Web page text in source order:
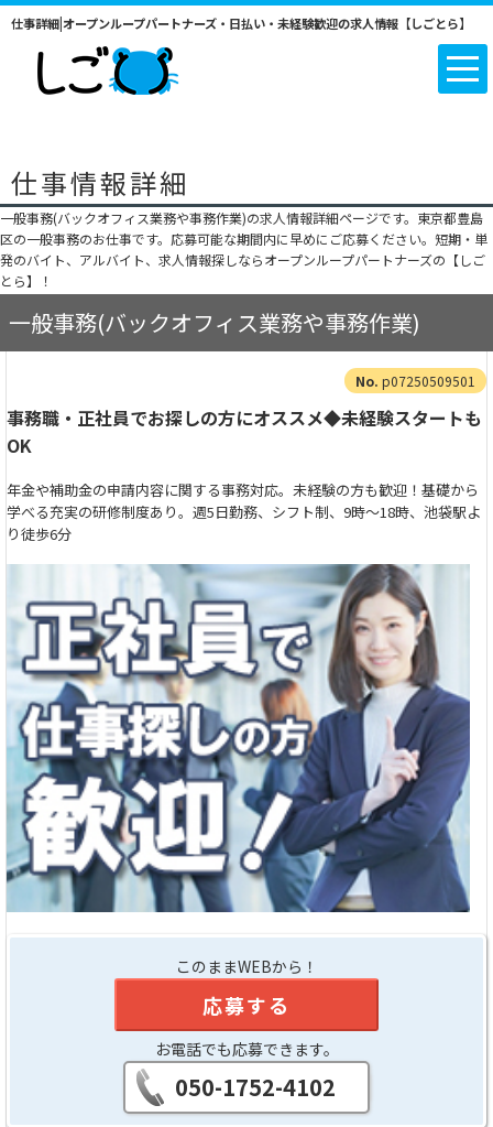
仕事詳細|オープンループパートナーズ・日払い・未経験歓迎の求人情報【しごとら】
仕事情報詳細
一般事務(バックオフィス業務や事務作業)の求人情報詳細ページです。東京都豊島
区の一般事務のお仕事です。応募可能な期間内に早めにご応募ください。短期・単
発のバイト、アルバイト、求人情報探しならオープンループパートナーズの【しご
とら】！
一般事務(バックオフィス業務や事務作業)
p07250509501
事務職・正社員でお探しの方にオススメ◆未経験スタートも
OK
年金や補助金の申請内容に関する事務対応。未経験の方も歓迎！基礎から
学べる充実の研修制度あり。週5日勤務、シフト制、9時～18時、池袋駅よ
り徒歩6分
このままWEBから！
応募する
お電話でも応募できます。
050-1752-4102